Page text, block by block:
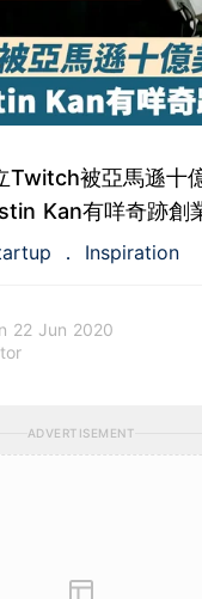
Twitch被亞馬遜十
Kan有咩奇跡創
Inspiration
22 Jun 2020
ADVERTISEMENT